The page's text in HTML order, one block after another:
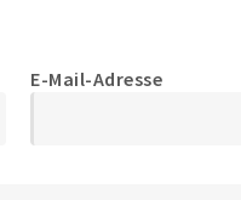
E-Mail-Adresse